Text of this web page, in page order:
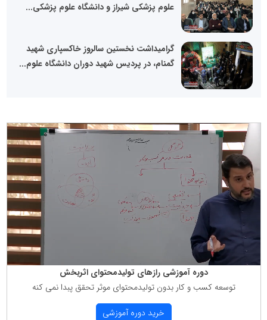
علوم پزشکی شیراز و دانشگاه علوم پزشکی...
گرامیداشت نخستین سالروز خاکسپاری شهید
گمنام، در پردیس شهید دوران دانشگاه علوم...
دوره آموزشی رازهای تولیدمحتوای اثربخش
توسعه كسب و كار بدون تولیدمحتوای موثر تحقق پبدا نمی كنه
خرید دوره آموزشی